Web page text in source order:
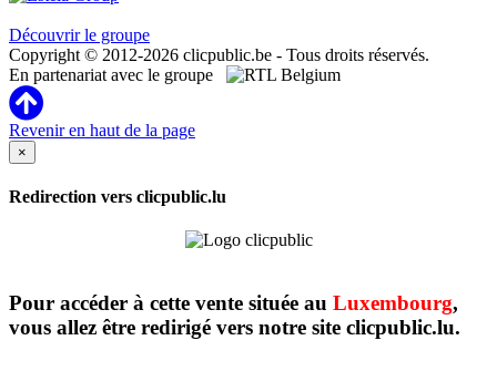
Découvrir le groupe
Copyright © 2012-2026 clicpublic.be - Tous droits réservés.
En partenariat avec le groupe
Revenir en haut de la page
×
Redirection vers clicpublic.lu
Pour accéder à cette vente située au Luxembourg,
vous allez être redirigé vers notre site clicpublic.lu.